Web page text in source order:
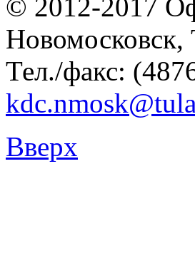
© 2012-2017
Новомосковск,
Тел./факс:
Вверх